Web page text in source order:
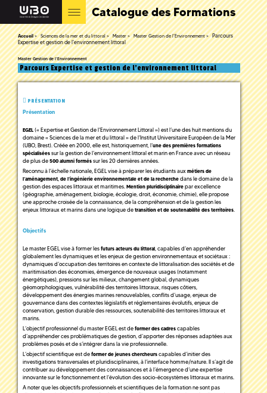
Catalogue des Formations
Accueil Sciences de la mer et du littoral Master Master Gestion de l'Environnement
Parcours
Expertise et gestion de l'environnement littoral
Master Gestion de l'Environnement
Parcours Expertise et gestion de l'environnement littoral
PRÉSENTATION
Présentation
EGEL (« Expertise et Gestion de l’Environnement Littoral ») est l’une des huit mentions du
domaine « Sciences de la mer et du littoral » de l’Institut Universitaire Européen de la Mer
(UBO, Brest). Créée en 2000, elle est, historiquement, l’une des premières formations
spécialisées sur la gestion de l’environnement littoral et marin en France avec un réseau
de plus de 500 alumni formés sur les 20 dernières années.
Reconnu à l’échelle nationale, EGEL vise à préparer les étudiants aux métiers de
l’aménagement, de l’ingénierie environnementale et de la recherche dans le domaine de la
gestion des espaces littoraux et maritimes. Mention pluridisciplinaire par excellence
(géographie, aménagement, biologie, écologie, droit, économie, chimie), elle propose
une approche croisée de la connaissance, de la compréhension et de la gestion les
enjeux littoraux et marins dans une logique de transition et de soutenabilité des territoires
Objectifs
Le master EGEL vise à former les futurs acteurs du littoral , capables d’en appréhender
globalement les dynamiques et les enjeux de gestion environnementaux et sociétaux :
dynamiques d’occupation des territoires en contexte de littoralisation des sociétés et de
maritimisation des économies, émergence de nouveaux usages (notamment
énergétiques), pressions sur les milieux, changement global, dynamiques
géomorphologiques, vulnérabilité des territoires littoraux, risques côtiers,
développement des énergies marines renouvelables, conflits d’usage, enjeux de
gouvernance dans des contextes législatifs et réglementaires évolutifs, enjeux de
conservation, gestion durable des ressources, soutenabilité des territoires littoraux et
marins.
L’objectif professionnel du master EGEL est de former des cadres capables
d’appréhender ces problématiques de gestion, d’apporter des réponses adaptées aux
problèmes posés et de s’intégrer dans la vie professionnelle.
L’objectif scientifique est de former de jeunes chercheurs capables d’initier des
investigations transversales et pluridisciplinaires, à l’interface homme/nature. Il s’agit de
contribuer au développement des connaissances et à l’émergence d’une expertise
innovante sur le fonctionnement et l’évolution des socio-écosystèmes littoraux et marins.
A noter que les objectifs professionnels et scientifiques de la formation ne sont pas